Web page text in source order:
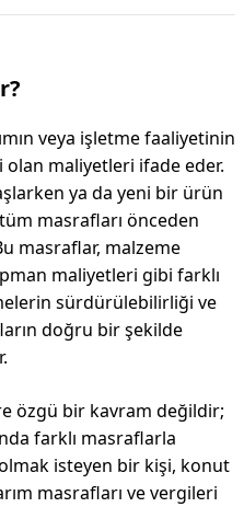
veya işletme faaliyetinin
maliyetleri ifade eder.
ya da yeni bir ürün
masrafları önceden
masraflar, malzeme
maliyetleri gibi farklı
sürdürülebilirliği ve
doğru bir şekilde
özgü bir kavram değildir;
farklı masraflarla
isteyen bir kişi, konut
masrafları ve vergileri